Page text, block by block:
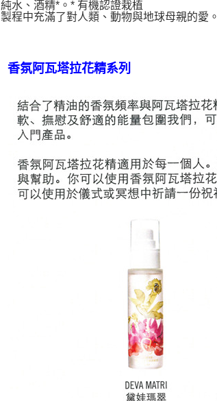
純水、酒精*。* 有機認證栽植
製程中充滿了對人類、動物與地球母親的愛。
香氛阿瓦塔拉花精系列